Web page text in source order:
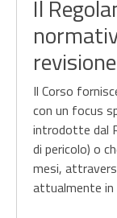
Il
Il Corso
con un focus
introdotte dal
di pericolo) o
mesi,
attualmente in